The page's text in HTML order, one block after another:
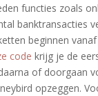
functies zoals
banktransacties
beginnen
code krijg je de
of doorgaan
opzeggen.